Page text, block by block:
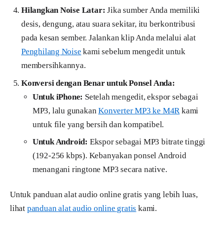
Hilangkan Noise Latar: Jika sumber Anda memiliki
desis, dengung, atau suara sekitar, itu berkontribusi
pada kesan sember. Jalankan klip Anda melalui alat
Penghilang Noise kami sebelum mengedit untuk
membersihkannya.
Konversi dengan Benar untuk Ponsel Anda:
Untuk iPhone: Setelah mengedit, ekspor sebagai
MP3, lalu gunakanKonverter MP3 ke M4Rkami
untuk file yang bersih dan kompatibel.
Untuk Android: Ekspor sebagai MP3 bitrate tinggi
(192-256 kbps). Kebanyakan ponsel Android
menangani ringtone MP3 secara native.
Untuk panduan alat audio online gratis yang lebih luas,
lihat panduan alat audio online gratis kami.